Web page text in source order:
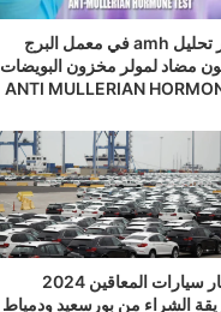
سعر تحليل amh في معمل البرج
مضاد لمولر مخزون البويضات
اسعار سيارات المعاقين 2024
الشراء من بورسعيد ودمياط